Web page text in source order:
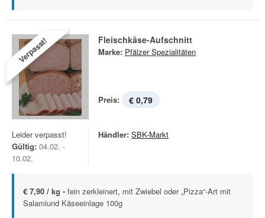
Verpasst! Fleischkäse-Aufschnitt
Marke: Pfälzer Spezialitäten
Preis: € 0,79
Leider verpasst!
Gültig: 04.02. -
10.02.
Händler: SBK-Markt
€ 7,90 / kg - fein zerkleinert, mit Zwiebel oder „Pizza“-Art mit
Salamiund Käseeinlage 100g